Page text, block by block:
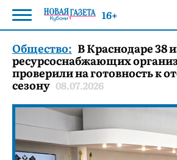
Общество: В Краснодаре 38
ресурсоснабжающих
проверили на готовность к
сезону 08.07.2026
16+